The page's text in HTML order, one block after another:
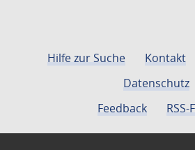
Hilfe zur Suche Kontakt
Datenschutz
Feedback
RSS-